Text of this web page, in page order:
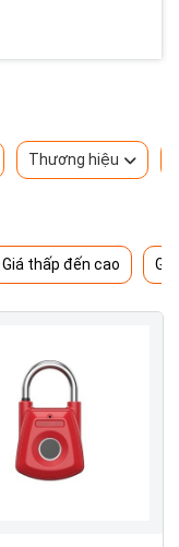
Thương hiệu
Giá thấp đến cao